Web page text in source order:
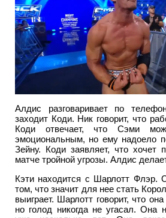
Алдис разговаривает по
заходит Коди. Ник говорит, что
Коди отвечает, что Сэми
эмоциональным, но ему надоело
Зейну. Коди заявляет, что хочет
матче тройной угрозы. Алдис
Кэти находится с Шарлотт Флэр.
том, что значит для нее стать
выиграет. Шарлотт говорит, что
но голод никогда не угасал. Она